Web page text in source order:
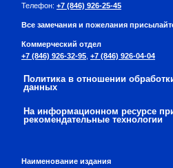
Телефон: +7 (846) 926-25-45
Все замечания и пожелания
Коммерческий отдел
+7 (846) 926-32-95 +7 (846) 926-04-04
Политика в отношении
данных
На информационном ресурсе
рекомендательные технологии
Наименование издания